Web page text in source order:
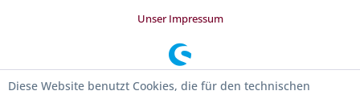
Unser Impressum
Diese Website benutzt Cookies, die für den technischen